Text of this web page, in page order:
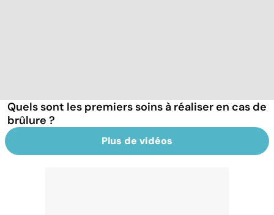
Quels sont les premiers soins à réaliser en cas de
brûlure ?
Plus de vidéos